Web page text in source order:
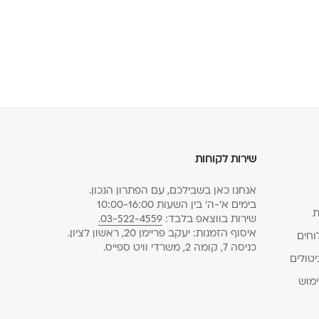
שירות לקוחות
אנחנו כאן בשבילכם, עם הפתרון הנכון.
בימים א׳-ה׳ בין השעות 10:00-16:00
שירות בווצאפ בלבד: 03-522-4559.
איסוף הזמנות: יעקב פריימן 20, ראשון לציון.
כניסה 7, קומה 2, משרדי וויט ספייס.